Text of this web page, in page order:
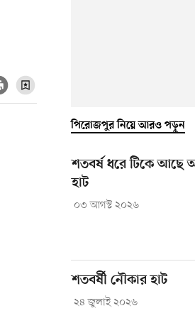
পিরোজপুর নিয়ে আরও পড়ুন
শতবর্ষ ধরে টিকে আছে
হাট
০৩ আগস্ট ২০২৬
শতবর্ষী নৌকার হাট
২৪ জুলাই ২০২৬